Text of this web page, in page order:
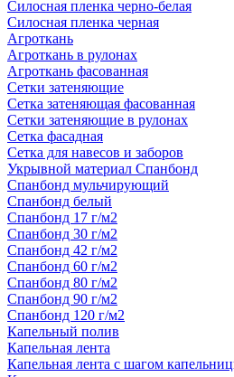
Силосная пленка черно-белая
Силосная пленка черная
Агроткань
Агроткань в рулонах
Агроткань фасованная
Сетки затеняющие
Сетка затеняющая фасованная
Сетки затеняющие в рулонах
Сетка фасадная
Сетка для навесов и заборов
Укрывной материал Спанбонд
Спанбонд мульчирующий
Спанбонд белый
Спанбонд 17 г/м2
Спанбонд 30 г/м2
Спанбонд 42 г/м2
Спанбонд 60 г/м2
Спанбонд 80 г/м2
Спанбонд 90 г/м2
Спанбонд 120 г/м2
Капельный полив
Капельная лента
Капельная лента с шагом